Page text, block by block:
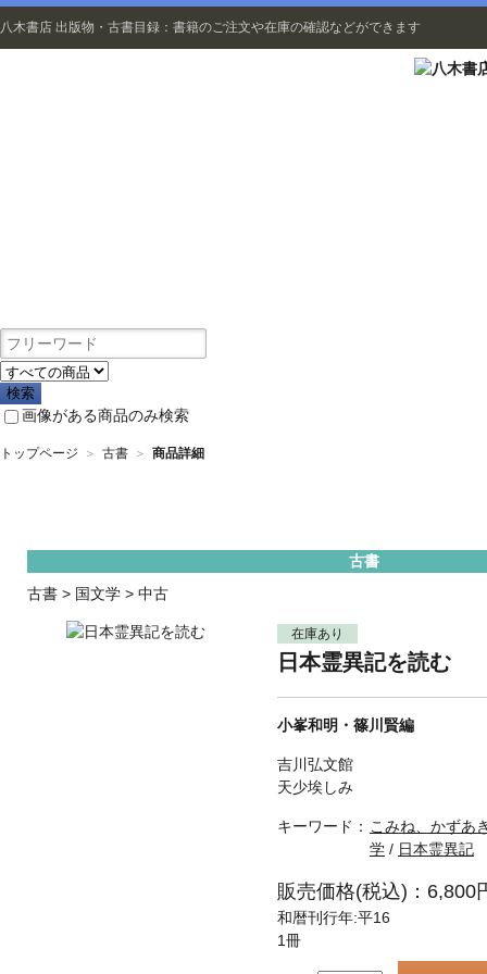
八木書店 出版物・古書目録：書籍のご注文や在庫の確認などができます
画像がある商品のみ検索
トップページ ＞ 古書 ＞ 商品詳細
古書
古書 > 国文学 > 中古
在庫あり
日本霊異記を読む
小峯和明・篠川賢編
吉川弘文館
天少埃しみ
キーワード： こみね、かずあ
学 / 日本霊異記
販売価格(税込)：6,800
和暦刊行年:平16
1冊